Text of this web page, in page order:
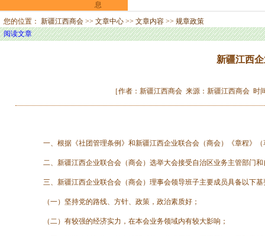
您的位置： 新疆江西商会 >> 文章中心 >> 文章内容 >> 规章政策
阅读文章
新疆江西
［作者：新疆江西商会 来源：新疆江西商会 时
一、根据《社团管理条例》和新疆江西企业联合会（商会）《章程》（
二、新疆江西企业联合会（商会）选举大会接受自治区业务主管部门和
三、新疆江西企业联合会（商会）理事会领导班子主要成员具备以下基
（一）坚持党的路线、方针、政策，政治素质好；
（二）有较强的经济实力，在本会业务领域内有较大影响；